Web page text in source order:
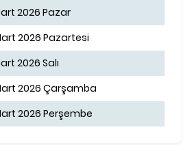
2026 Pazar
2026 Pazartesi
2026 Salı
2026 Çarşamba
2026 Perşembe